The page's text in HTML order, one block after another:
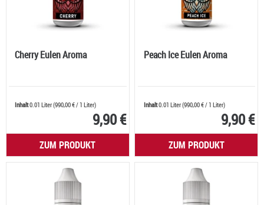
Cherry Eulen Aroma
Inhalt0.01 Liter(990,00 €/ 1 Liter)
9,90 €
ZUM PRODUKT
Peach Ice Eulen Aroma
Inhalt0.01 Liter(990,00 €/ 1 Liter)
9,90 €
ZUM PRODUKT